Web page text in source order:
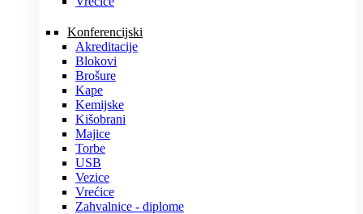
Konferencijski
Akreditacije
Blokovi
Brošure
Kape
Kemijske
Kišobrani
Majice
Torbe
USB
Vezice
Vrećice
Zahvalnice - diplome